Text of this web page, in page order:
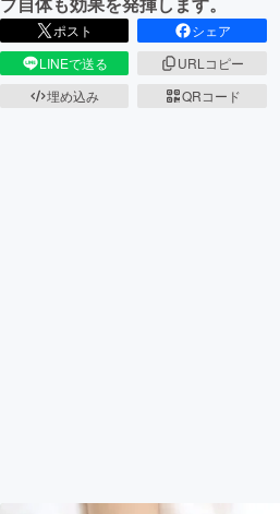
ポスト
シェア
LINEで送る
URLコピー
埋め込み
QRコード